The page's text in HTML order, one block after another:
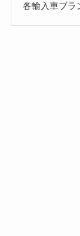
各輸入車ブラ